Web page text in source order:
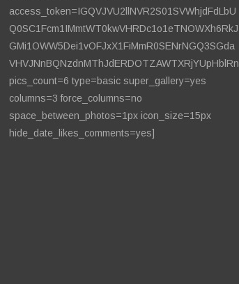
access_token=IGQVJVU2llNVR2S01SVWhjdFdLbU
Q0SC1Fcm1IMmtWT0kwVHRDc1o1eTNOWXh6RkJ
GMi1OWW5Dei1vOFJxX1FiMmR0SENrNGQ3SGda
VHVJNnBQNzdnMThJdERDOTZAWTXRjYUpHblRn
pics_count=6 type=basic super_gallery=yes
columns=3 force_columns=no
space_between_photos=1px icon_size=15px
hide_date_likes_comments=yes]